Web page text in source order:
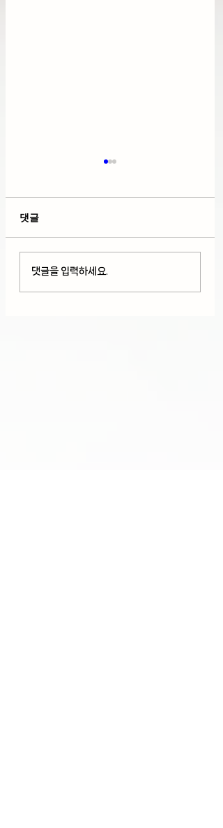
다우 사상 최고치 경신
댓글
댓글을 입력하세요.